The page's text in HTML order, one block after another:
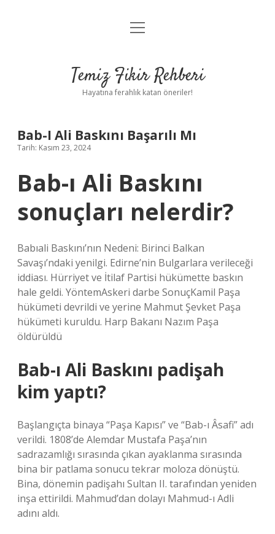
Anasayfa
Yasal Uyarı
menüyü
Temiz Fikir Rehberi
Hayatına ferahlık katan öneriler!
Bab-I Ali Baskını Başarılı Mı
Tarih: Kasım 23, 2024
Bab-ı Ali Baskını
sonuçları nelerdir?
Babıali Baskını’nın Nedeni: Birinci Balkan
Savaşı’ndaki yenilgi. Edirne’nin Bulgarlara verileceği
iddiası. Hürriyet ve İtilaf Partisi hükümette baskın
hale geldi. YöntemAskeri darbe SonuçKamil Paşa
hükümeti devrildi ve yerine Mahmut Şevket Paşa
hükümeti kuruldu. Harp Bakanı Nazım Paşa
öldürüldü
Bab-ı Ali Baskını padişah
kim yaptı?
Başlangıçta binaya “Paşa Kapısı” ve “Bab-ı Âsafi” adı
verildi. 1808’de Alemdar Mustafa Paşa’nın
sadrazamlığı sırasında çıkan ayaklanma sırasında
bina bir patlama sonucu tekrar moloza dönüştü.
Bina, dönemin padişahı Sultan II. tarafından yeniden
inşa ettirildi. Mahmud’dan dolayı Mahmud-ı Adli
adını aldı.